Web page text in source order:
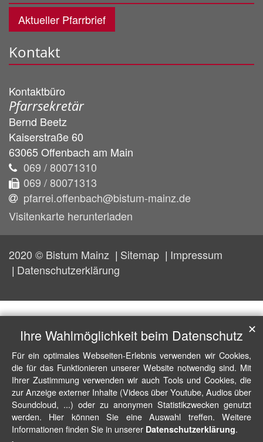
Aktueller Pfarrbrief
Kontakt
Kontaktbüro
Pfarrsekretär
Bernd Beetz
Kaiserstraße 60
63065Offenbach am Main
069 / 80071310
069 / 80071313
pfarrei.offenbach@bistum-mainz.de
Visitenkarte herunterladen
2020 © Bistum Mainz Sitemap
Impressum
Datenschutzerklärung
Ihre Wahlmöglichkeit beim Datenschutz
Für ein optimales Webseiten-Erlebnis verwenden wir Cookies,
die für das Funktionieren unserer Website notwendig sind. Mit
Ihrer Zustimmung verwenden wir auch Tools und Cookies, die
zur Anzeige externer Inhalte (Videos über Youtube, Audios über
Soundcloud, ...) oder zu anonymen Statistikzwecken genutzt
werden. Hier können Sie eine Auswahl treffen. Weitere
Informationen finden Sie in unserer Datenschutzerklärung.
✕